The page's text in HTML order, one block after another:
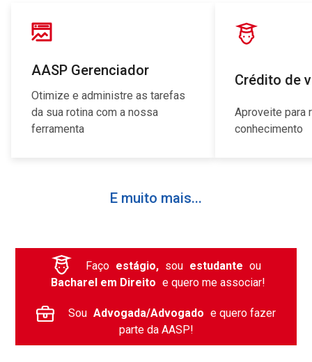
AASP Gerenciador
Otimize e administre as tarefas
da sua rotina com a nossa
ferramenta
Crédito de
Aproveite para
conhecimento
E muito mais...
Faço estágio, sou estudante ou
Bacharel em Direito e quero me associar!
Sou Advogada/Advogado e quero fazer
parte da AASP!